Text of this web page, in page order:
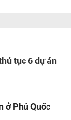
tục 6 dự án
ở Phú Quốc